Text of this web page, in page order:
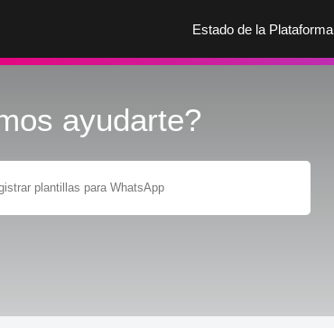
Estado de la Plataforma
ayudarte?